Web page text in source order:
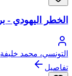
الخطر اليهودي -
التونسي، محمد خليفة
تفاصيل